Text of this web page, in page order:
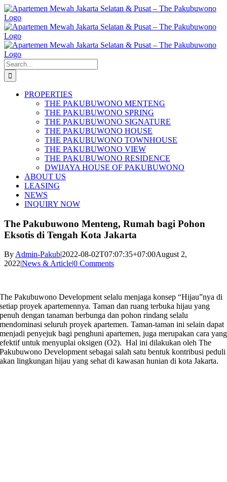
Skip
to
content
Search
for:
PROPERTIES
THE PAKUBUWONO MENTENG
THE PAKUBUWONO SPRING
THE PAKUBUWONO SIGNATURE
THE PAKUBUWONO HOUSE
THE PAKUBUWONO TOWNHOUSE
THE PAKUBUWONO VIEW
THE PAKUBUWONO RESIDENCE
DWIJAYA HOUSE OF PAKUBUWONO
ABOUT US
LEASING
NEWS
INQUIRY NOW
The Pakubuwono Menteng, Rumah bagi Pohon
Eksotis di Tengah Kota Jakarta
ByAdmin-Pakub|2022-08-02T07:07:35+07:00August 2,
2022|News & Article|0 Comments
The Pakubuwono Development selalu menjaga konsep “Hijau”nya di
setiap proyek apartemennya. Taman dan ruang terbuka hijau yang
penuh dengan tanaman berbunga dan pohon rindang selalu
mendominasi seluruh proyek apartemen. Taman-taman ini selain dapat
menjadi penyejuk bagi penghuni apartemen, juga merupakan cara yang
efektif untuk menyuplai oksigen (O2). Hal ini dilakukan oleh The
Pakubuwono Development sebagai salah satu bentuk kontribusi peduli
akan lingkungan hijau yang sehat di kawasan hunian di kota Jakarta.